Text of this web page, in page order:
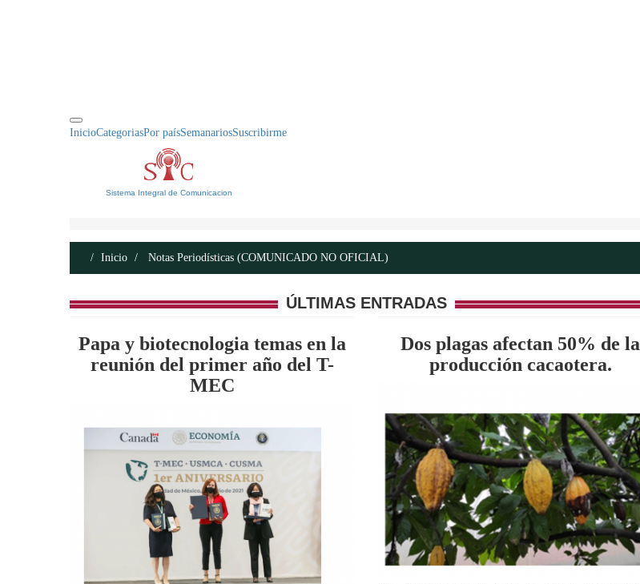
InicioCategoriasPor paísSemanariosSuscribirme
Sistema Integral de Comunicacion
Inicio Notas Periodísticas (COMUNICADO NO OFICIAL)
ÚLTIMAS ENTRADAS
Papa y biotecnologia temas en la
reunión del primer año del T-
MEC
Dos plagas afectan 50% de la
producción cacaotera.